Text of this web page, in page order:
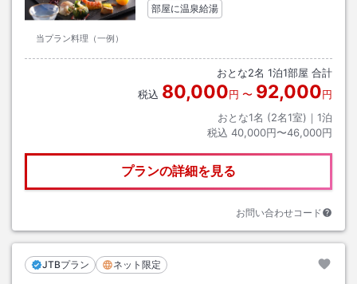
当プラン料理（一例）
部屋に温泉給湯
おとな2名 1泊1部屋 合計
税込 80,000円 〜 92,000円
おとな1名 (2名1室)｜ 1泊
税込 40,000円〜46,000円
プランの詳細を見る
お問い合わせコード
JTBプラン ネット限定